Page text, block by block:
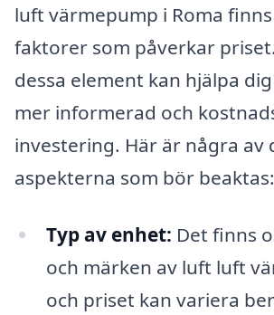
luft värmepump i Roma
faktorer som påverkar
dessa element kan hjälpa
mer informerad och
investering. Här är några av
aspekterna som bör beaktas:
Typ av enhet: Det finns
och märken av luft luft
och priset kan variera